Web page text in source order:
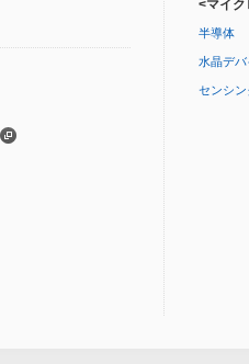
<マイク
半導体
水晶デバ
センシン